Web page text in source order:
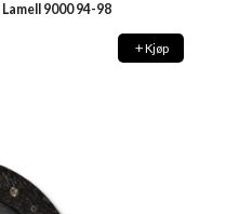
9000 94-98
Kjøp